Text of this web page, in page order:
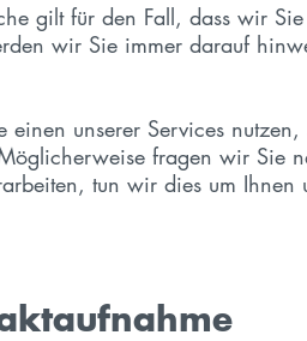
gilt für den Fall, dass wir
wir Sie immer darauf
einen unserer Services
fragen wir Sie
tun wir dies um